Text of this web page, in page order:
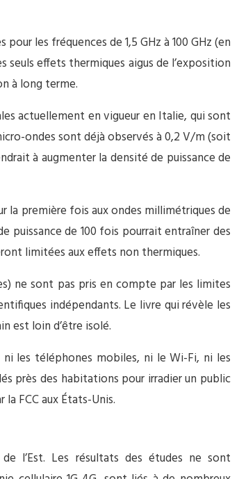
les fréquences de 1,5 GHz à 100 GHz (en
effets thermiques aigus de l’exposition
à long terme.
actuellement en vigueur en Italie, qui sont
ondes sont déjà observés à 0,2 V/m (soit
à augmenter la densité de puissance de
la première fois aux ondes millimétriques de
de 100 fois pourrait entraîner des
limitées aux effets non thermiques.
ne sont pas pris en compte par les limites
indépendants. Le livre qui révèle les
est loin d’être isolé.
les téléphones mobiles, ni le Wi-Fi, ni les
près des habitations pour irradier un public
FCC aux États-Unis.
l’Est. Les résultats des études ne sont